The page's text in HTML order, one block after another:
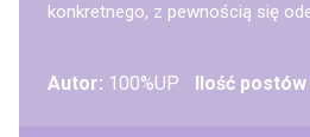
konkretnego, z pewnością się
Autor: 100%UP Ilość